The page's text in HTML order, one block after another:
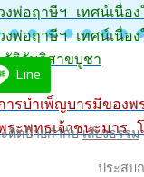
พ่อฤาษีฯ เทศน์เนื่อง
พ่อฤาษีฯ เทศน์เนื่อ
ติวันวิสาขบูชา
รบำเพ็ญบารมีของพ
ะพุทธเจ้าชนะมาร
Line
ติดป้ายกำกับเสียงธรรม
ประสบ